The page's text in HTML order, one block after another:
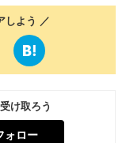
しよう ／
け取ろう
ォロー